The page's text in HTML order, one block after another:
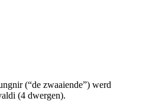
(“de zwaaiende”) werd
(4 dwergen).